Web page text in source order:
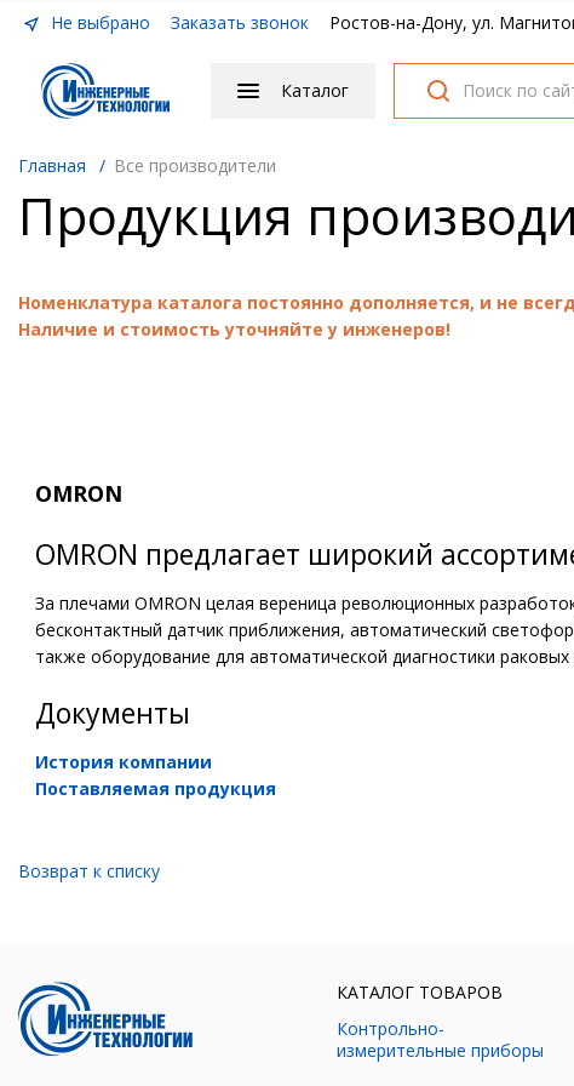
Не выбрано Заказать звонок Ростов-на-Дону, ул.
Каталог
Главная / Все производители
Продукция
Номенклатура каталога постоянно дополняется, и не
Наличие и стоимость уточняйте у инженеров!
OMRON
OMRON предлагает широкий
За плечами OMRON целая вереница революционных
бесконтактный датчик приближения, автоматический
также оборудование для автоматической диагностики раковых
Документы
История компании
Поставляемая продукция
Возврат к списку
КАТАЛОГ ТОВАРОВ
Контрольно-
измерительные приборы